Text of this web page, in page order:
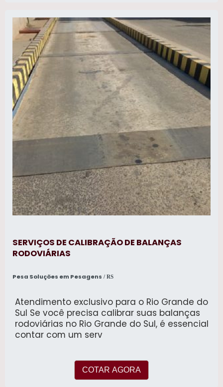
fornecimento e instalação de software
gerenciador de pesagem para balanças
rodoviárias. automação de balanças
industriais ,atualização tecnológica de
balanças rodoviárias e em geral.
SERVIÇOS DE CALIBRAÇÃO DE BALANÇAS
RODOVIÁRIAS
Pesa Soluções em Pesagens / RS
Atendimento exclusivo para o Rio Grande do
Sul Se você precisa calibrar suas balanças
rodoviárias no Rio Grande do Sul, é essencial
contar com um serv
COTAR AGORA